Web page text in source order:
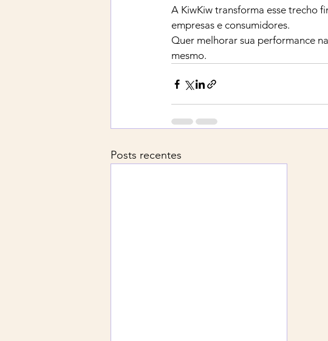
A KiwKiw transforma esse trecho
empresas e consumidores.
Quer melhorar sua performance
mesmo.
Posts recentes